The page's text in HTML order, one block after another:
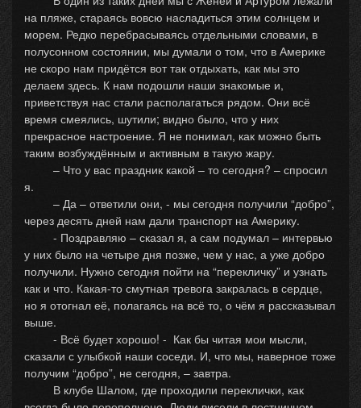
на пляже, стараясь вовсю насладиться этим солнцем и
морем. Редко перебрасываясь отдельными словами, в
полусонном состоянии, мы думали о том, что в Америке
не скоро нам придётся вот так отдыхать, как мы это
делаем здесь. К нам подошли наши знакомые и,
приветствуя нас стали располагаться рядом. Они всё
время смеялись, шутили; видно было, что у них
прекрасное настроение. Я не понимал, как можно быть
таким возбуждённым и активным в такую жару.
– Что у вас праздник какой – то сегодня? – спросил
я.
– Да – ответили они, - мы сегодня получили “добро”,
через десять дней нам дали транспорт на Америку.
- Поздравляю – сказал я, а сам подумал – интервью
у них было на четыре дня позже, чем у нас, а уже добро
получили. Нужно сегодня пойти на “перекличку” и узнать
как и что. Какая-то смутная тревога закралась в сердце,
но я отогнал её, полагаясь на всё то, о чём я рассказывал
выше.
- Всё будет хорошо! - Как бы читая мои мысли,
сказали с улыбкой наши соседи. И, что мы, наверное тоже
получим “добро”, не сегодня, – завтра.
В клубе Шалом, где проходили переклички, как